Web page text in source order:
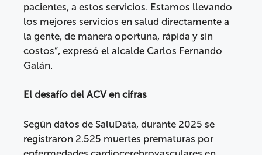
pacientes, a estos servicios. Estamos llevando
los mejores servicios en salud directamente a
la gente, de manera oportuna, rápida y sin
costos”, expresó el alcalde Carlos Fernando
Galán.
El desafío del ACV en cifras
Según datos de SaluData, durante 2025 se
registraron 2.525 muertes prematuras por